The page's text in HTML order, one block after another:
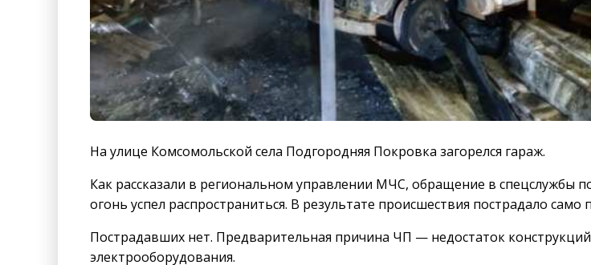
На улице Комсомольской села Подгородняя Покровка загорелся гараж.
Как рассказали в региональном управлении МЧС, обращение в спецслужбы
огонь успел распространиться. В результате происшествия пострадало
Пострадавших нет. Предварительная причина ЧП — недостаток
электрооборудования.